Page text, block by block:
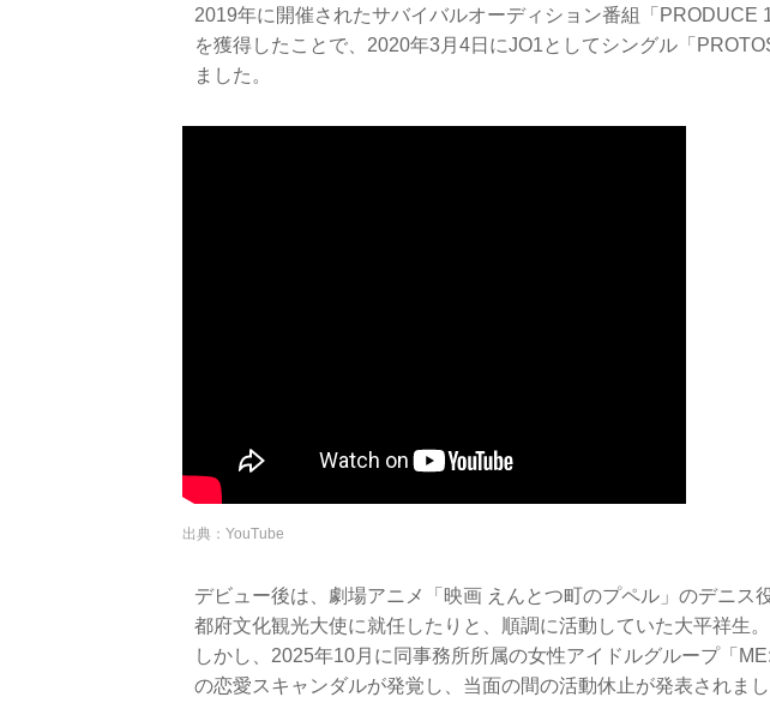
2019年に開催されたサバイバルオーディション番組「PRODUCE
を獲得したことで、2020年3月4日にJO1としてシングル「
ました。
出典：YouTube
デビュー後は、劇場アニメ「映画 えんとつ町のプペル」のデニス
都府文化観光大使に就任したりと、順調に活動していた大平祥生。
しかし、2025年10月に同事務所所属の女性アイドルグループ「
の恋愛スキャンダルが発覚し、当面の間の活動休止が発表されまし